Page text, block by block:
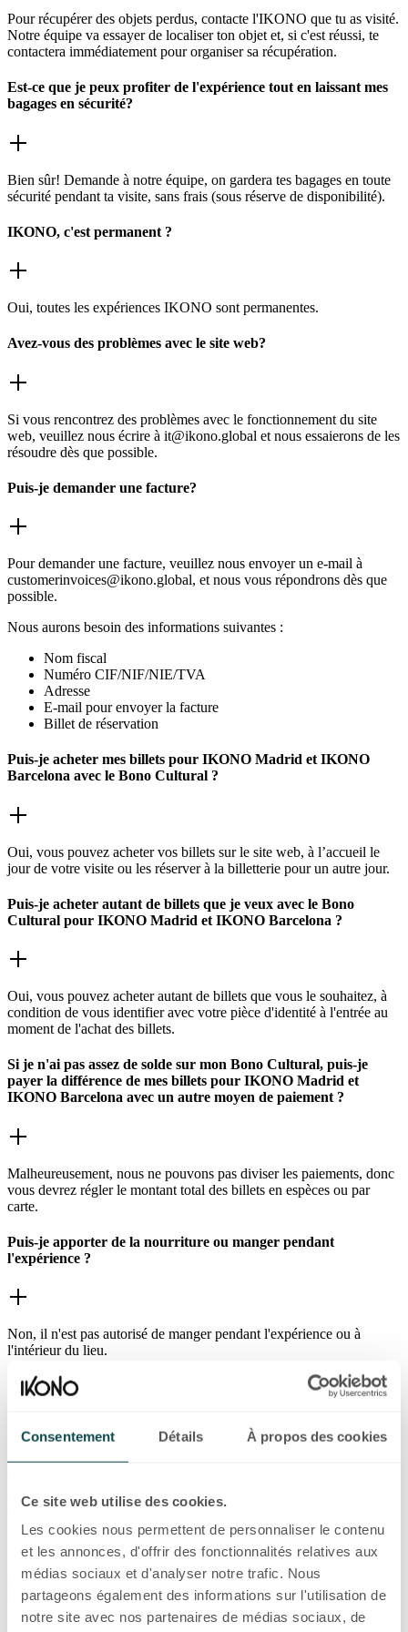
Consentement Détails À propos des cookies
Ce site web utilise des cookies.
Les cookies nous permettent de personnaliser le contenu
et les annonces, d'offrir des fonctionnalités relatives aux
médias sociaux et d'analyser notre trafic. Nous
partageons également des informations sur l'utilisation de
notre site avec nos partenaires de médias sociaux, de
Pour récupérer des objets perdus, contacte l'IKONO que tu as visité.
Notre équipe va essayer de localiser ton objet et, si c'est réussi, te
contactera immédiatement pour organiser sa récupération.
Est-ce que je peux profiter de l'expérience tout en laissant mes
bagages en sécurité?
Bien sûr! Demande à notre équipe, on gardera tes bagages en toute
sécurité pendant ta visite, sans frais (sous réserve de disponibilité).
IKONO, c'est permanent ?
Oui, toutes les expériences IKONO sont permanentes.
Avez-vous des problèmes avec le site web?
Si vous rencontrez des problèmes avec le fonctionnement du site
web, veuillez nous écrire à it@ikono.global et nous essaierons de les
résoudre dès que possible.
Puis-je demander une facture?
Pour demander une facture, veuillez nous envoyer un e-mail à
customerinvoices@ikono.global, et nous vous répondrons dès que
possible.
Nous aurons besoin des informations suivantes :
Nom fiscal
Numéro CIF/NIF/NIE/TVA
Adresse
E-mail pour envoyer la facture
Billet de réservation
Puis-je acheter mes billets pour IKONO Madrid et IKONO
Barcelona avec le Bono Cultural ?
Oui, vous pouvez acheter vos billets sur le site web, à l’accueil le
jour de votre visite ou les réserver à la billetterie pour un autre jour.
Puis-je acheter autant de billets que je veux avec le Bono
Cultural pour IKONO Madrid et IKONO Barcelona ?
Oui, vous pouvez acheter autant de billets que vous le souhaitez, à
condition de vous identifier avec votre pièce d'identité à l'entrée au
moment de l'achat des billets.
Si je n'ai pas assez de solde sur mon Bono Cultural, puis-je
payer la différence de mes billets pour IKONO Madrid et
IKONO Barcelona avec un autre moyen de paiement ?
Malheureusement, nous ne pouvons pas diviser les paiements, donc
vous devrez régler le montant total des billets en espèces ou par
carte.
Puis-je apporter de la nourriture ou manger pendant
l'expérience ?
Non, il n'est pas autorisé de manger pendant l'expérience ou à
l'intérieur du lieu.
Acceptez-vous la Budapest Card chez IKONO Budapest ?
Oui, chez IKONO Budapest, vous bénéficiez d’une réduction de 15
d’une réduction de 10 % sur les réservations en ligne en utilisant le
code disponible sur le site web de laBudapest Card
présenter votre Budapest Card sur place pour bénéficier de la
réduction.
Puis-je acheter mes billets avec la Hungary Card chez IKONO
Budapest ?